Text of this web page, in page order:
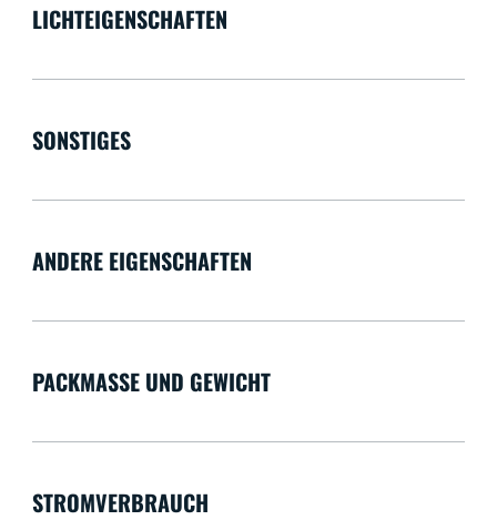
LICHTEIGENSCHAFTEN
SONSTIGES
ANDERE EIGENSCHAFTEN
PACKMASSE UND GEWICHT
STROMVERBRAUCH